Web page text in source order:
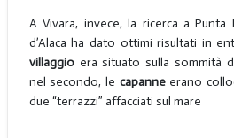
A Vivara, invece, la ricerca a
d’Alaca ha dato ottimi risultati in
villaggio era situato sulla sommità
nel secondo, le capanne erano
due “terrazzi” affacciati sul mare